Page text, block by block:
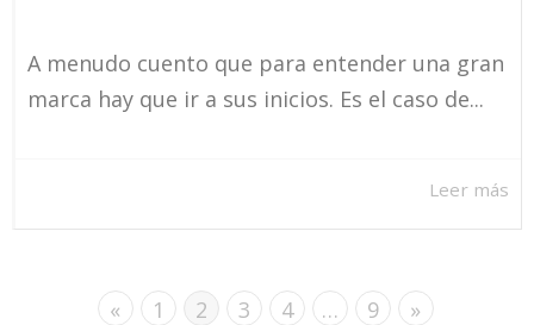
A menudo cuento que para entender una gran
marca hay que ir a sus inicios. Es el caso de...
Leer más
« 1 2 3 4 … 9 »